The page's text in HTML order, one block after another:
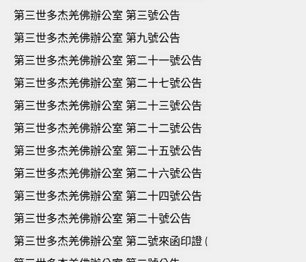
第三世多杰羌佛辦公室 第三號公告
第三世多杰羌佛辦公室 第九號公告
第三世多杰羌佛辦公室 第二十一號公告
第三世多杰羌佛辦公室 第二十七號公告
第三世多杰羌佛辦公室 第二十三號公告
第三世多杰羌佛辦公室 第二十二號公告
第三世多杰羌佛辦公室 第二十五號公告
第三世多杰羌佛辦公室 第二十六號公告
第三世多杰羌佛辦公室 第二十四號公告
第三世多杰羌佛辦公室 第二十號公告
第三世多杰羌佛辦公室 第二號來函印證 (